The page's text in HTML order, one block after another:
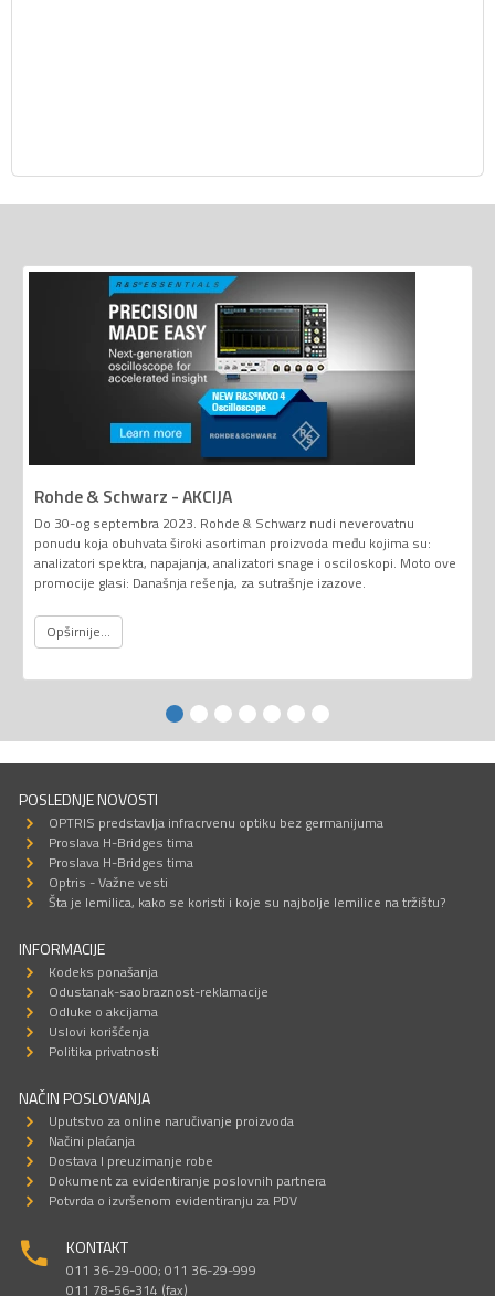
Rohde & Schwarz - AKCIJA
Do 30-og septembra 2023. Rohde & Schwarz nudi neverovatnu
ponudu koja obuhvata široki asortiman proizvoda među kojima su:
analizatori spektra, napajanja, analizatori snage i osciloskopi. Moto ove
promocije glasi: Današnja rešenja, za sutrašnje izazove.
Opširnije...
POSLEDNJE NOVOSTI
OPTRIS predstavlja infracrvenu optiku bez germanijuma
Proslava H-Bridges tima
Proslava H-Bridges tima
Optris - Važne vesti
Šta je lemilica, kako se koristi i koje su najbolje lemilice na tržištu?
INFORMACIJE
Kodeks ponašanja
Odustanak-saobraznost-reklamacije
Odluke o akcijama
Uslovi korišćenja
Politika privatnosti
NAČIN POSLOVANJA
Uputstvo za online naručivanje proizvoda
Načini plaćanja
Dostava I preuzimanje robe
Dokument za evidentiranje poslovnih partnera
Potvrda o izvršenom evidentiranju za PDV
KONTAKT
011 36-29-000; 011 36-29-999
011 78-56-314 (fax)